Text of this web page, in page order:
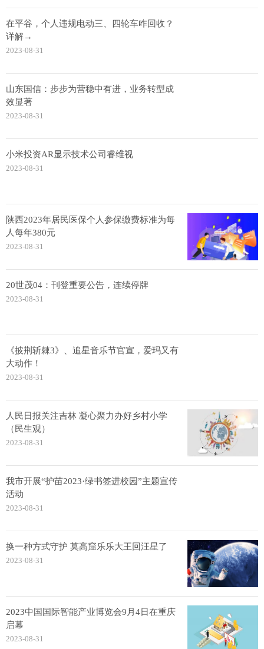
在平谷，个人违规电动三、四轮车咋回收？
详解→
2023-08-31
山东国信：步步为营稳中有进，业务转型成
效显著
2023-08-31
小米投资AR显示技术公司睿维视
2023-08-31
陕西2023年居民医保个人参保缴费标准为每
人每年380元
2023-08-31
20世茂04：刊登重要公告，连续停牌
2023-08-31
《披荆斩棘3》、追星音乐节官宣，爱玛又有
大动作！
2023-08-31
人民日报关注吉林 凝心聚力办好乡村小学
（民生观）
2023-08-31
我市开展“护苗2023·绿书签进校园”主题宣传
活动
2023-08-31
换一种方式守护 莫高窟乐乐大王回汪星了
2023-08-31
2023中国国际智能产业博览会9月4日在重庆
启幕
2023-08-31